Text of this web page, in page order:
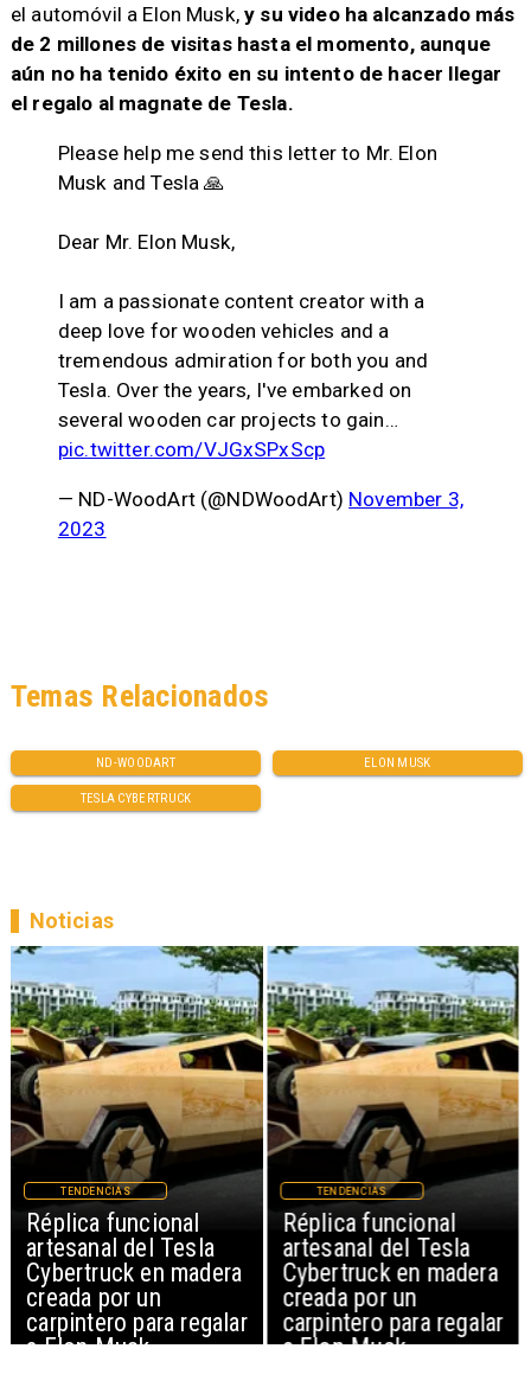
el automóvil a Elon Musk,y su video ha alcanzado más
de 2 millones de visitas hasta el momento, aunque
aún no ha tenido éxito en su intento de hacer llegar
el regalo al magnate de Tesla.
Please help me send this letter to Mr. Elon
Musk and Tesla 🙏
Dear Mr. Elon Musk,
I am a passionate content creator with a
deep love for wooden vehicles and a
tremendous admiration for both you and
Tesla. Over the years, I've embarked on
several wooden car projects to gain…
pic.twitter.com/VJGxSPxScp
— ND-WoodArt (@NDWoodArt) November 3,
2023
ND-WOODART ELON MUSK
TESLA CYBERTRUCK
Temas Relacionados
Réplica funcional
artesanal del Tesla
Cybertruck en madera
creada por un
carpintero para regalar
a Elon Musk
TENDENCIAS
Réplica funcional
artesanal del Tesla
Cybertruck en madera
creada por un
carpintero para regalar
a Elon Musk
TENDENCIAS
Noticias